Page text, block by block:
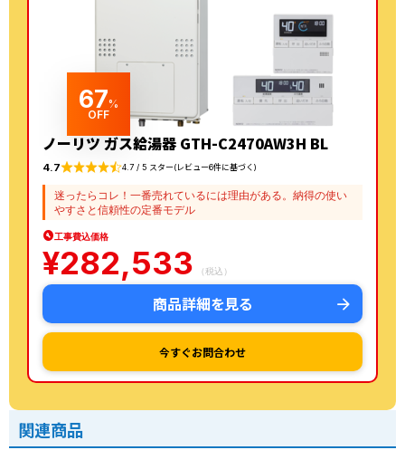
67%
OFF
ノーリツ ガス給湯器 GTH-C2470AW3H BL
4.7 4.7 / 5 スター(レビュー6件に基づく)
迷ったらコレ！一番売れているには理由がある。納得の使い
やすさと信頼性の定番モデル
工事費込価格
¥282,533 （税込）
商品詳細を見る
今すぐお問合わせ
関連商品